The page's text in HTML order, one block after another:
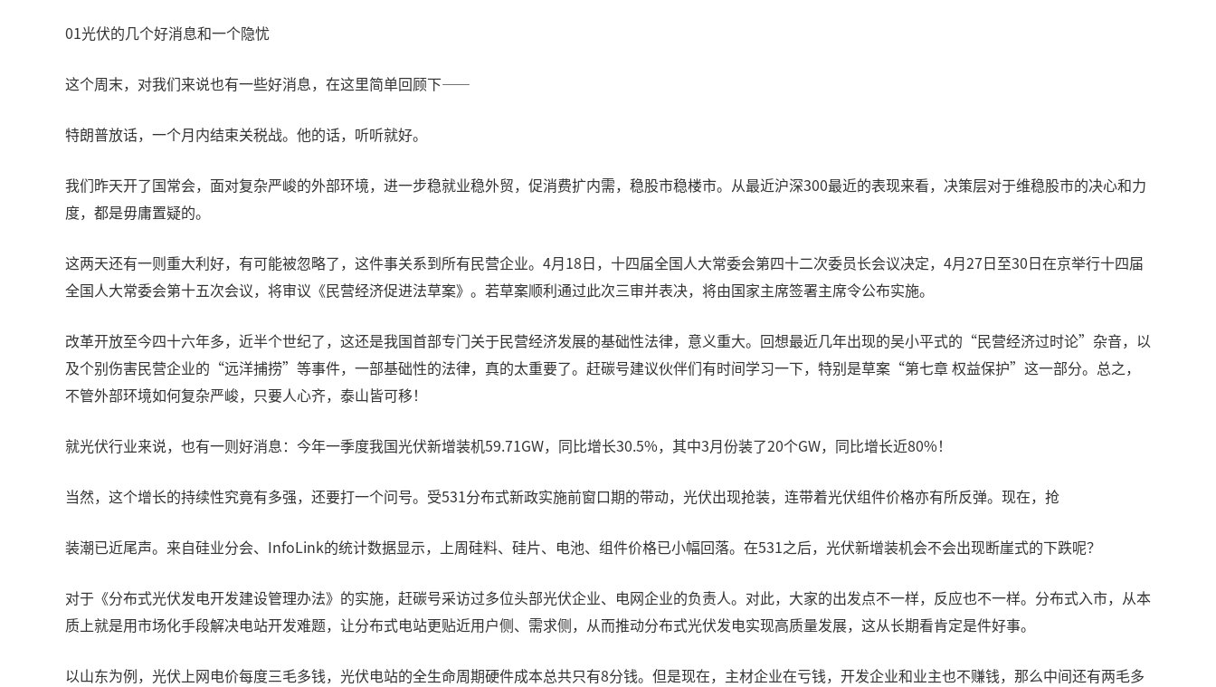
01光伏的几个好消息和一个隐忧
这个周末，对我们来说也有一些好消息，在这里简单回顾下——
特朗普放话，一个月内结束关税战。他的话，听听就好。
我们昨天开了国常会，面对复杂严峻的外部环境，进一步稳就业稳外贸，促消费扩内需，稳股市稳楼市。从最近沪深300最近的表现来看，决策层对于维稳股市的决心和力
度，都是毋庸置疑的。
这两天还有一则重大利好，有可能被忽略了，这件事关系到所有民营企业。4月18日，十四届全国人大常委会第四十二次委员长会议决定，4月27日至30日在京举行十四届
全国人大常委会第十五次会议，将审议《民营经济促进法草案》。若草案顺利通过此次三审并表决，将由国家主席签署主席令公布实施。
改革开放至今四十六年多，近半个世纪了，这还是我国首部专门关于民营经济发展的基础性法律，意义重大。回想最近几年出现的吴小平式的“民营经济过时论”杂音，以
及个别伤害民营企业的“远洋捕捞”等事件，一部基础性的法律，真的太重要了。赶碳号建议伙伴们有时间学习一下，特别是草案“第七章 权益保护”这一部分。总之，
不管外部环境如何复杂严峻，只要人心齐，泰山皆可移！
就光伏行业来说，也有一则好消息：今年一季度我国光伏新增装机59.71GW，同比增长30.5%，其中3月份装了20个GW，同比增长近80%！
当然，这个增长的持续性究竟有多强，还要打一个问号。受531分布式新政实施前窗口期的带动，光伏出现抢装，连带着光伏组件价格亦有所反弹。现在，抢
装潮已近尾声。来自硅业分会、InfoLink的统计数据显示，上周硅料、硅片、电池、组件价格已小幅回落。在531之后，光伏新增装机会不会出现断崖式的下跌呢？
对于《分布式光伏发电开发建设管理办法》的实施，赶碳号采访过多位头部光伏企业、电网企业的负责人。对此，大家的出发点不一样，反应也不一样。分布式入市，从本
质上就是用市场化手段解决电站开发难题，让分布式电站更贴近用户侧、需求侧，从而推动分布式光伏发电实现高质量发展，这从长期看肯定是件好事。
以山东为例，光伏上网电价每度三毛多钱，光伏电站的全生命周期硬件成本总共只有8分钱。但是现在，主材企业在亏钱，开发企业和业主也不赚钱，那么中间还有两毛多